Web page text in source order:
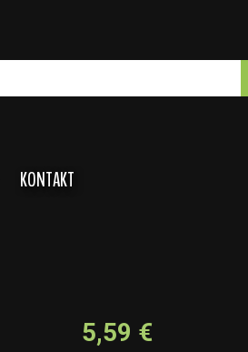
KONTAKT
5,59 €